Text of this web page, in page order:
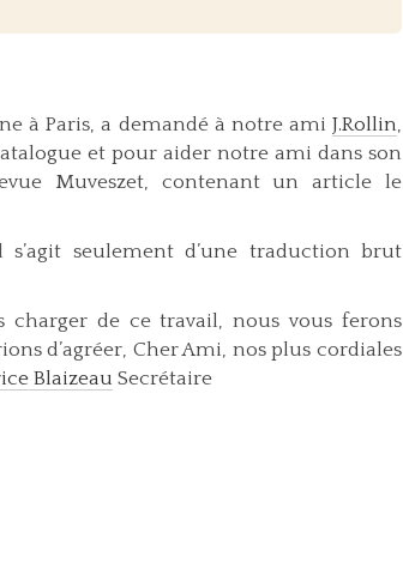
à Paris, a demandé à notre ami J.Rollin,
et pour aider notre ami dans son
Muveszet, contenant un article le
seulement d’une traduction brut
charger de ce travail, nous vous ferons
d’agréer, Cher Ami, nos plus cordiales
Blaizeau Secrétaire